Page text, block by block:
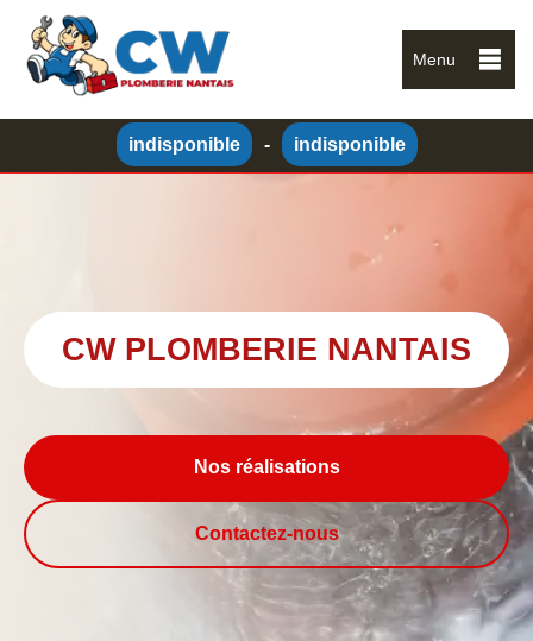
Menu
indisponible - indisponible
CW PLOMBERIE NANTAIS
Nos réalisations
Contactez-nous